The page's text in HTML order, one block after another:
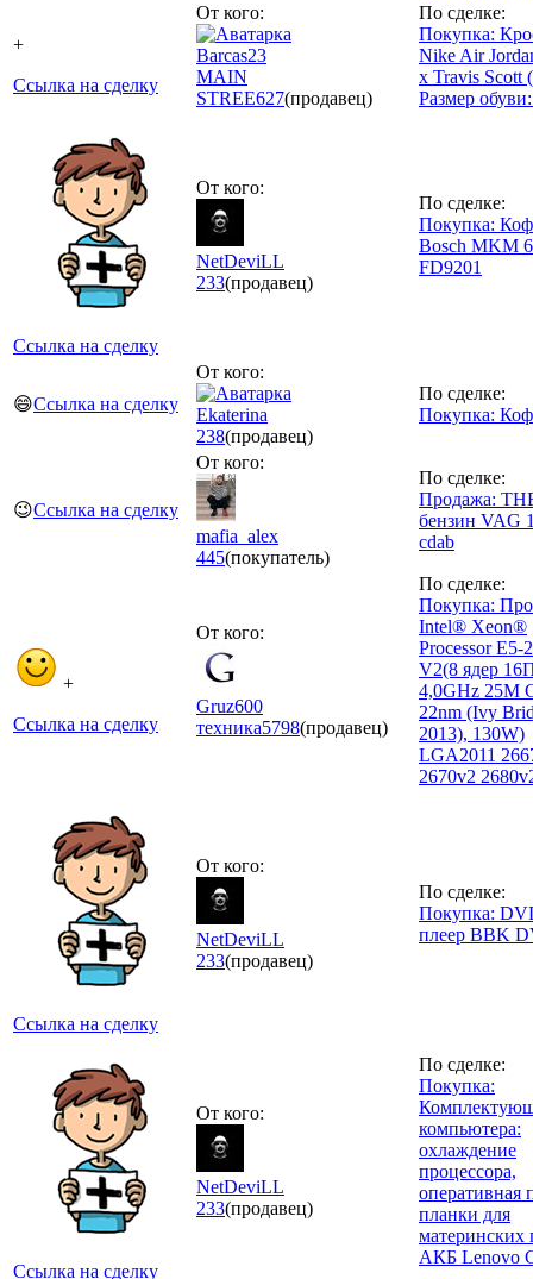
+
Ссылка на сделку
От кого:
Barcas23
MAIN
STREE627(продавец)
По сделке:
Покупка:
Nike Air
x Travis Scott
Размер
Ссылка на сделку
От кого:
NetDeviLL
233(продавец)
По сделке:
Покупка:
Bosch MKM
FD9201
😄Ссылка на сделку
От кого:
Ekаtеrinа
238(продавец)
По сделке:
Покупка:
😉Ссылка на сделку
От кого:
mafia_alex
445(покупатель)
По сделке:
Продажа:
бензин VAG
cdab
+
Ссылка на сделку
От кого:
Gruz600
техника5798(продавец)
По сделке:
Покупка:
Intel® Xeon®
Processor E5-
V2(8 ядер
4,0GHz 25M
22nm (Ivy
2013), 130W)
LGA2011
2670v2
Ссылка на сделку
От кого:
NetDeviLL
233(продавец)
По сделке:
Покупка:
плеер BBK
Ссылка на сделку
От кого:
NetDeviLL
233(продавец)
По сделке:
Покупка:
компьютера:
охлаждение
процессора,
оперативная
планки для
материнских
АКБ Lenovo